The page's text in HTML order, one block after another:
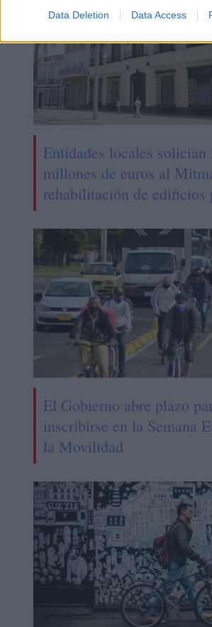
Data Deletion Data Access
Entidades locales solician
millones de euros al
rehabilitación de edificios
El Gobierno abre plazo
inscribirse en la Semana
la Movilidad